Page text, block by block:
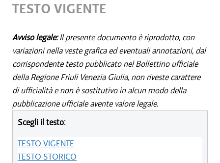
TESTO VIGENTE
Avviso legale:Il presente documento è riprodotto, con
variazioni nella veste grafica ed eventuali annotazioni, dal
corrispondente testo pubblicato nel Bollettino ufficiale
della Regione Friuli Venezia Giulia, non riveste carattere
di ufficialità e non è sostitutivo in alcun modo della
pubblicazione ufficiale avente valore legale.
Scegli il testo:
TESTO VIGENTE
TESTO STORICO